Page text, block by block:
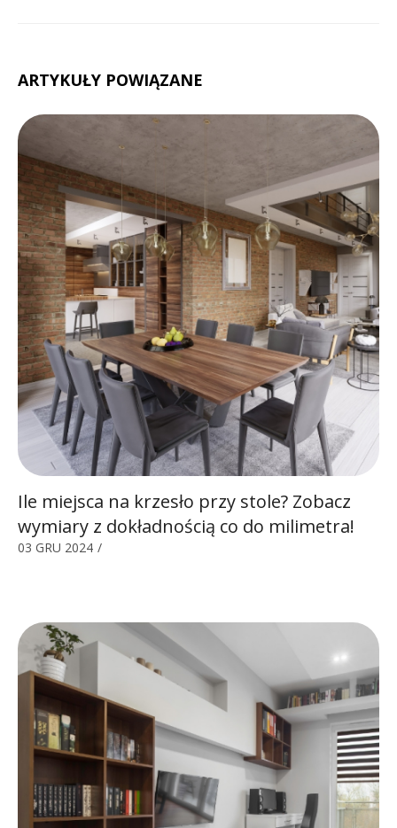
ARTYKUŁY POWIĄZANE
Ile miejsca na krzesło przy stole? Zobacz
wymiary z dokładnością co do milimetra!
03 GRU 2024 /